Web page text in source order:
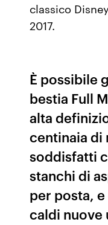
classico
2017.
È possibile
bestia Full
alta
centinaia di
soddisfatti
stanchi di
per posta,
caldi nuove